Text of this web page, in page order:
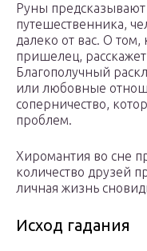
Руны
путешественника,
далеко от вас. О том,
пришелец, расскажет
Благополучный
или любовные
соперничество,
проблем.
Хиромантия во сне
количество друзей
личная жизнь
Исход гадания